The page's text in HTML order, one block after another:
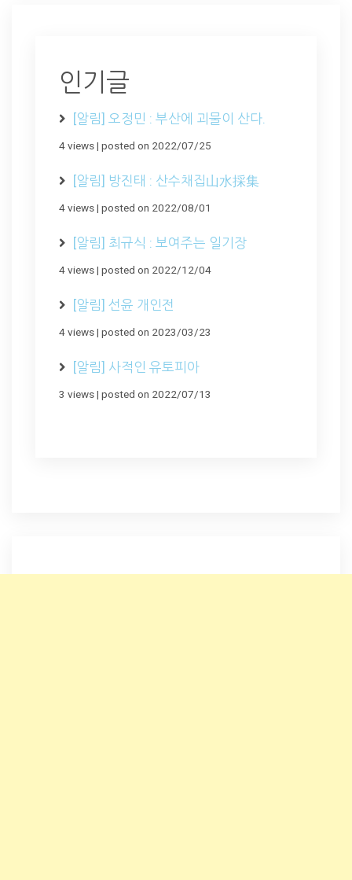
인기글
[알림] 오정민 : 부산에 괴물이 산다.
4 views| posted on 2022/07/25
[알림] 방진태 : 산수채집山水採集
4 views| posted on 2022/08/01
[알림] 최규식 : 보여주는 일기장
4 views| posted on 2022/12/04
[알림] 선윤 개인전
4 views| posted on 2023/03/23
[알림] 사적인 유토피아
3 views| posted on 2022/07/13